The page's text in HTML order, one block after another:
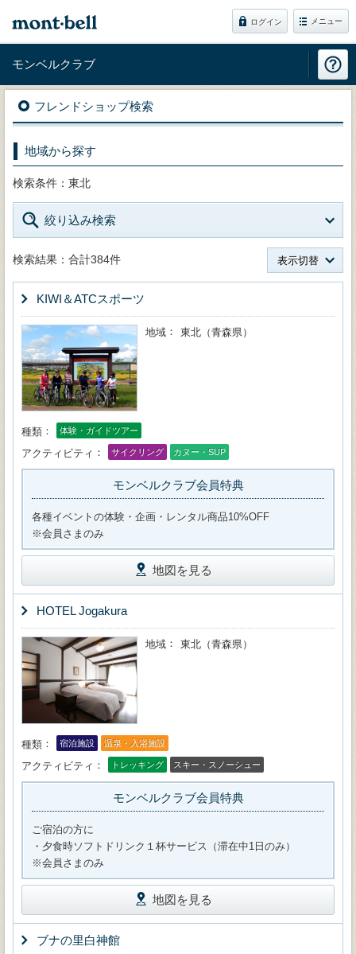
ログイン メニュー
モンベルクラブ
フレンドショップ検索
地域から探す
検索条件：東北
絞り込み検索
検索結果：合計384件 表示切替
KIWI＆ATCスポーツ
地域 東北（青森県）
種類 体験・ガイドツアー
アクティビティ サイクリング カヌー・SUP
モンベルクラブ会員特典
各種イベントの体験・企画・レンタル商品10%OFF
※会員さまのみ
地図を見る
HOTEL Jogakura
地域 東北（青森県）
種類 宿泊施設 温泉・入浴施設
アクティビティ トレッキング スキー・スノーシュー
モンベルクラブ会員特典
ご宿泊の方に
・夕食時ソフトドリンク１杯サービス（滞在中1日のみ）
※会員さまのみ
地図を見る
ブナの里白神館